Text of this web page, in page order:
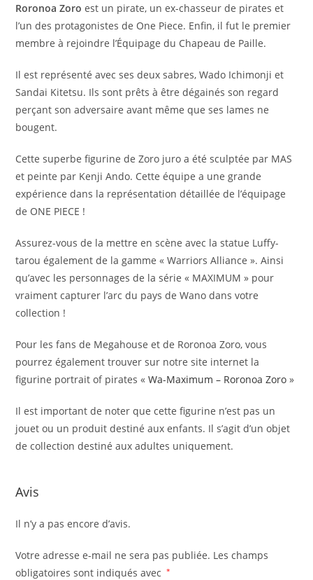
Roronoa Zoro est un pirate, un ex-chasseur de pirates et
l’un des protagonistes de One Piece. Enfin, il fut le premier
membre à rejoindre l’Équipage du Chapeau de Paille.
Il est représenté avec ses deux sabres, Wado Ichimonji et
Sandai Kitetsu. Ils sont prêts à être dégainés son regard
perçant son adversaire avant même que ses lames ne
bougent.
Cette superbe figurine de Zoro juro a été sculptée par MAS
et peinte par Kenji Ando. Cette équipe a une grande
expérience dans la représentation détaillée de l’équipage
de ONE PIECE !
Assurez-vous de la mettre en scène avec la statue Luffy-
tarou également de la gamme « Warriors Alliance ». Ainsi
qu’avec les personnages de la série « MAXIMUM » pour
vraiment capturer l’arc du pays de Wano dans votre
collection !
Pour les fans de Megahouse et de Roronoa Zoro, vous
pourrez également trouver sur notre site internet la
figurine portrait of pirates «Wa-Maximum – Roronoa Zoro »
Il est important de noter que cette figurine n’est pas un
jouet ou un produit destiné aux enfants. Il s’agit d’un objet
de collection destiné aux adultes uniquement.
Avis
Il n’y a pas encore d’avis.
Votre adresse e-mail ne sera pas publiée. Les champs
obligatoires sont indiqués avec
*